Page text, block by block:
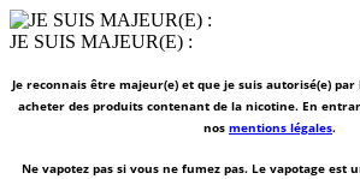
JE SUIS MAJEUR(E) :
Je reconnais être majeur(e) et que je suis autorisé(e)
acheter des produits contenant de la nicotine. En
nos mentions légales.
Ne vapotez pas si vous ne fumez pas. Le vapotage est